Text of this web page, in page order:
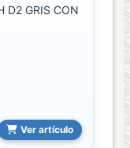
D2 GRIS CON
Ver artículo